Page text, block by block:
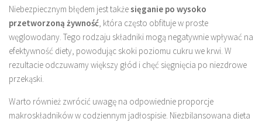
Niebezpiecznym błędem jest takżesięganie po wysoko
przetworzoną żywność, która często obfituje w proste
węglowodany. Tego rodzaju składniki mogą negatywnie wpływać na
efektywność diety, powodując skoki poziomu cukru we krwi. W
rezultacie odczuwamy większy głód i chęć sięgnięcia po niezdrowe
przekąski.
Warto również zwrócić uwagę na odpowiednie proporcje
makroskładników w codziennym jadłospisie. Niezbilansowana dieta